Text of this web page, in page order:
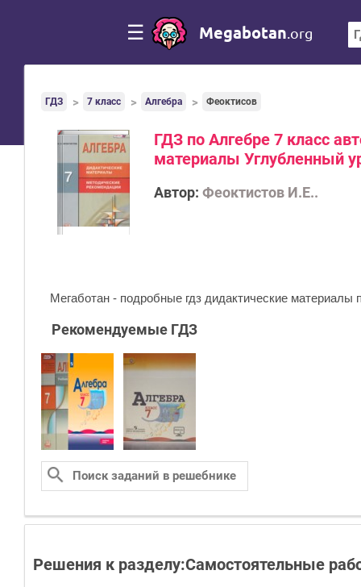
☰ Megabotan .org
ГДЗ 7 класс Алгебра Феоктисов
ГДЗ по Алгебре 7 класс
материалы Углубленный
Автор: Феоктистов И.Е..
Мегаботан - подробные гдз дидактические
Рекомендуемые ГДЗ
Решения к разделу:Самостоятельные